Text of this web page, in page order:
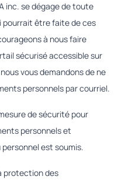
inc. se dégage de toute
pourrait être faite de ces
à nous faire
sécurisé accessible sur
vous demandons de ne
personnels par courriel.
de sécurité pour
personnels et
est soumis.
protection des